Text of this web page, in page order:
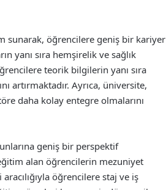
sunarak, öğrencilere geniş bir kariyer
yanı sıra hemşirelik ve sağlık
teorik bilgilerin yanı sıra
artırmaktadır. Ayrıca, üniversite,
daha kolay entegre olmalarını
geniş bir perspektif
alan öğrencilerin mezuniyet
öğrencilere staj ve iş